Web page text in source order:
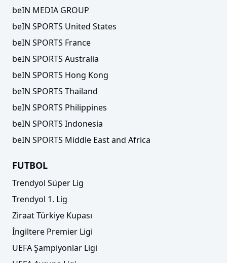
beIN MEDIA GROUP
beIN SPORTS United States
beIN SPORTS France
beIN SPORTS Australia
beIN SPORTS Hong Kong
beIN SPORTS Thailand
beIN SPORTS Philippines
beIN SPORTS Indonesia
beIN SPORTS Middle East and Africa
FUTBOL
Trendyol Süper Lig
Trendyol 1. Lig
Ziraat Türkiye Kupası
İngiltere Premier Ligi
UEFA Şampiyonlar Ligi